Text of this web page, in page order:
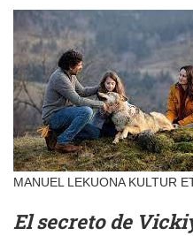
MANUEL LEKUONA KULTUR
El secreto de